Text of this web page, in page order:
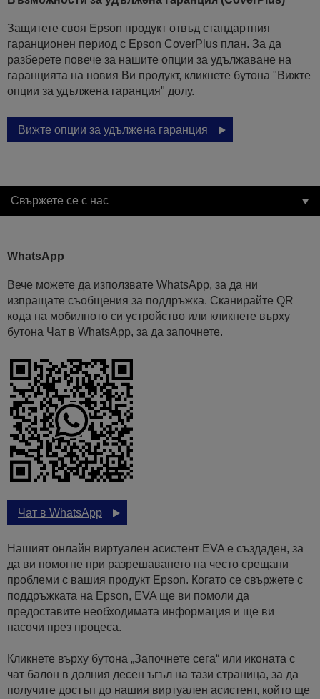
Защитете своя Epson продукт отвъд стандартния
гаранционен период с Epson CoverPlus план. За да
разберете повече за нашите опции за удължаване на
гаранцията на новия Ви продукт, кликнете бутона "Вижте
опции за удължена гаранция" долу.
Вижте опции за удължена гаранция
Свържете се с нас
WhatsApp
Вече можете да използвате WhatsApp, за да ни
изпращате съобщения за поддръжка. Сканирайте QR
кода на мобилното си устройство или кликнете върху
бутона Чат в WhatsApp, за да започнете.
Чат в WhatsApp
Нашият онлайн виртуален асистент EVA е създаден, за
да ви помогне при разрешаването на често срещани
проблеми с вашия продукт Epson. Когато се свържете с
поддръжката на Epson, EVA ще ви помоли да
предоставите необходимата информация и ще ви
насочи през процеса.
Кликнете върху бутона „Започнете сега“ или иконата с
чат балон в долния десен ъгъл на тази страница, за да
получите достъп до нашия виртуален асистент, който ще